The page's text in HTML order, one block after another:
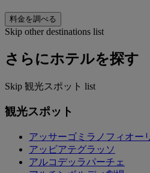
料金を調べる
Skip other destinations list
さらにホテルを探す
Skip 観光スポット list
観光スポット
アッサーゴミ​​ラノフィオー
アッビアテグラッソ
アルコデッラパーチェ